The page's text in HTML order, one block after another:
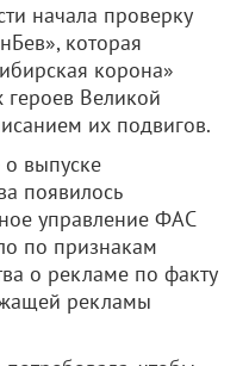
начала проверку
которая
корона»
Великой
их подвигов.
выпуске
появилось
управление ФАС
по признакам
о рекламе по факту
рекламы